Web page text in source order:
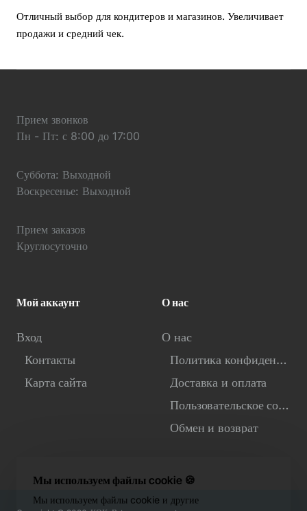
Мы используем файлы cookie 🍪
Мы используем файлы cookie и другие
Отличный выбор для кондитеров и магазинов. Увеличивает
продажи и средний чек.
Прием звонков
Пн - Пт: с 8:00 до 17:00
Суббота: Выходной
Воскресенье: Выходной
Прием заказов
Круглосуточно
Мой аккаунт
Вход
Контакты
Карта сайта
О нас
О нас
Политика конфиденциальности
Доставка и оплата
Пользовательское соглашение
Обмен и возврат